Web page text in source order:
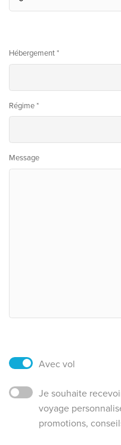
Hébergement *
Régime *
Message
Avec vol
Je souhaite
voyage
promotions,